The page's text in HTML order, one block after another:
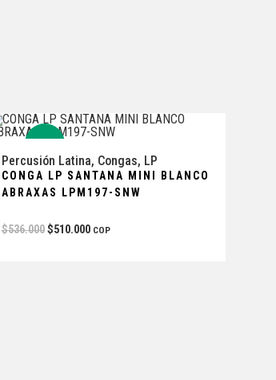
Percusión Latina, Congas, LP
CONGA LP SANTANA MINI BLANCO
ABRAXAS LPM197-SNW
$536.000 $510.000 COP